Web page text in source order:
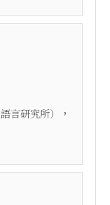
言研究所）
，